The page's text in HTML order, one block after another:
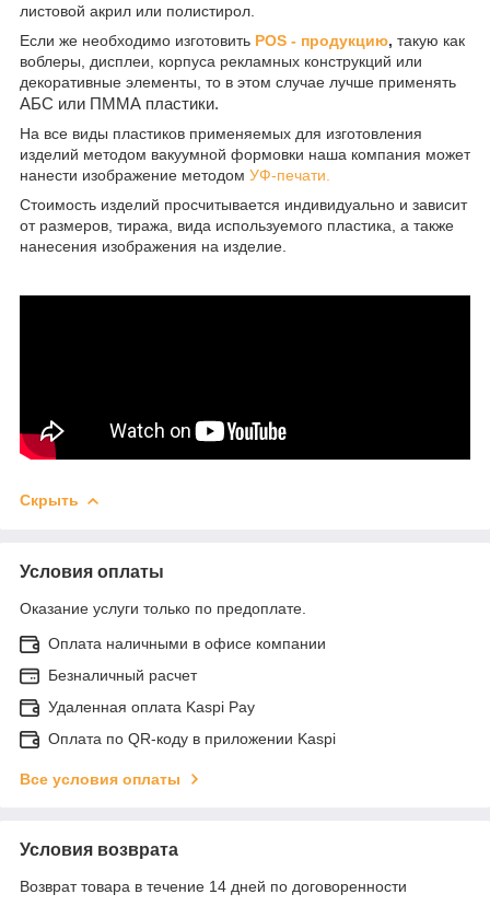
листовой акрил или полистирол.
Если же необходимо изготовить POS - продукцию, такую как
воблеры, дисплеи, корпуса рекламных конструкций или
декоративные элементы, то в этом случае лучше применять
АБС или ПММА пластики.
На все виды пластиков применяемых для изготовления
изделий методом вакуумной формовки наша компания может
нанести изображение методом УФ-печати.
Стоимость изделий просчитывается индивидуально и зависит
от размеров, тиража, вида используемого пластика, а также
нанесения изображения на изделие.
Скрыть
Условия оплаты
Оказание услуги только по предоплате.
Оплата наличными в офисе компании
Безналичный расчет
Удаленная оплата Kaspi Pay
Оплата по QR-коду в приложении Kaspi
Все условия оплаты
Условия возврата
Возврат товара в течение 14 дней по договоренности